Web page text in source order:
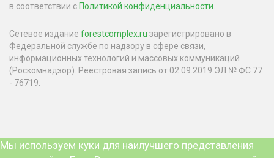
в соответствии сПолитикой конфиденциальности
Сетевое издание forestcomplex.ru зарегистрировано в
Федеральной службе по надзору в сфере связи,
информационных технологий и массовых коммуникаций
(Роскомнадзор). Реестровая запись от 02.09.2019 ЭЛ № ФС 77
- 76719.
Мы используем куки для наилучшего представления